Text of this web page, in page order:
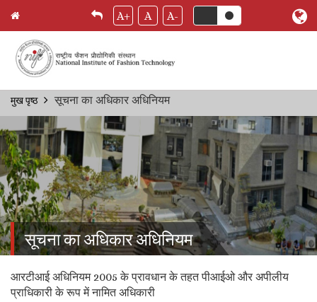
Skip
content
A+ A A-
Breadcrumb
मुख पृष्ठ सूचना का अधिकार अधिनियम
सूचना का अधिकार अधिनियम
आरटीआई अधिनियम 2005 के प्रावधान के तहत पीआईओ और अपीलीय
प्राधिकारी के रूप में नामित अधिकारी